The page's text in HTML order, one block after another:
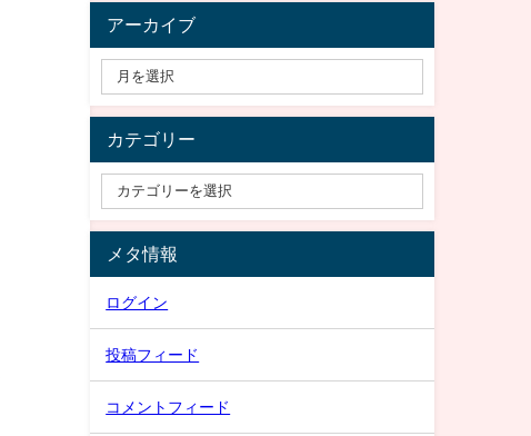
アーカイブ
カテゴリー
メタ情報
ログイン
投稿フィード
コメントフィード